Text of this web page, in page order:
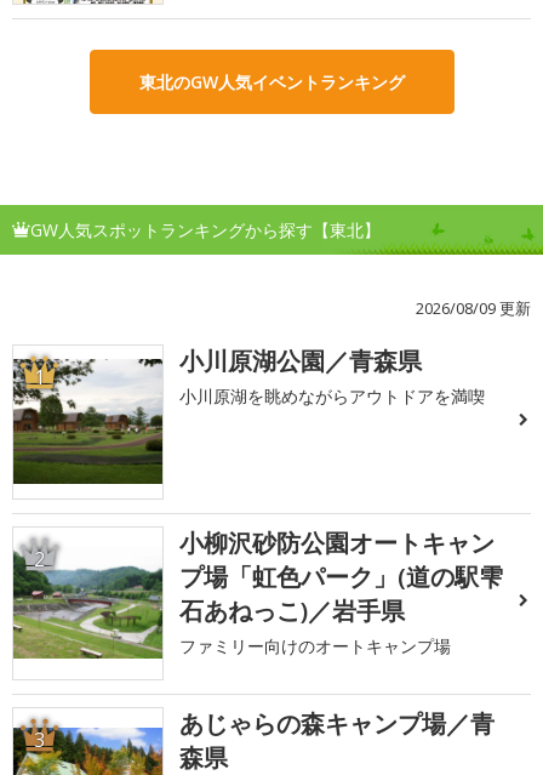
東北のGW人気イベントランキング
GW人気スポットランキングから探す【東北】
2026/08/09 更新
1 小川原湖公園／青森県
小川原湖を眺めながらアウトドアを満喫
2
小柳沢砂防公園オートキャン
プ場「虹色パーク」(道の駅雫
石あねっこ)／岩手県
ファミリー向けのオートキャンプ場
3
あじゃらの森キャンプ場／青
森県